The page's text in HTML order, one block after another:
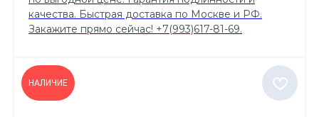
качества. Быстрая доставка по Москве и РФ.
Закажите прямо сейчас! +7(993)617-81-69.
НАЛИЧИЕ